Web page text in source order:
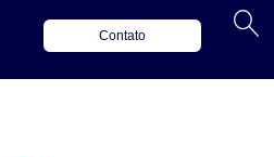
Contato